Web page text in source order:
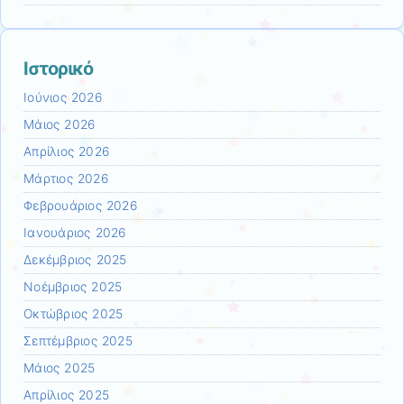
Ιστορικό
Ιούνιος 2026
Μάιος 2026
Απρίλιος 2026
Μάρτιος 2026
Φεβρουάριος 2026
Ιανουάριος 2026
Δεκέμβριος 2025
Νοέμβριος 2025
Οκτώβριος 2025
Σεπτέμβριος 2025
Μάιος 2025
Απρίλιος 2025